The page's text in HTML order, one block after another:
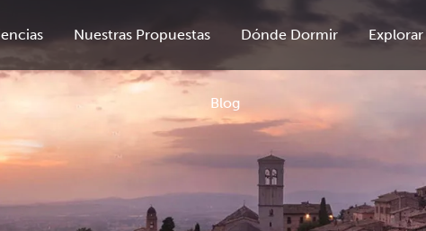
Nuestras Propuestas Dónde Dormir
Blog